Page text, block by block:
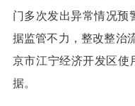
门多次发出异常情况预
据监管不力，整改整治
京市江宁经济开发区使
据。